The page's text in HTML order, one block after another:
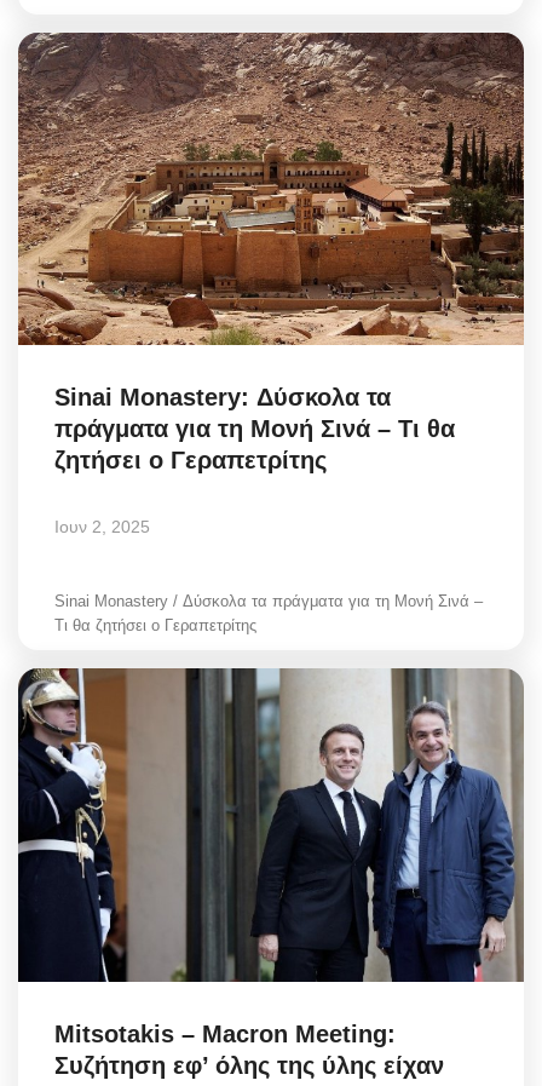
Sinai Monastery: Δύσκολα τα
πράγματα για τη Μονή Σινά – Τι θα
ζητήσει ο Γεραπετρίτης
Ιουν 2, 2025
Sinai Monastery / Δύσκολα τα πράγματα για τη Μονή Σινά –
Τι θα ζητήσει ο Γεραπετρίτης
Mitsotakis – Macron Meeting:
Συζήτηση εφ’ όλης της ύλης είχαν